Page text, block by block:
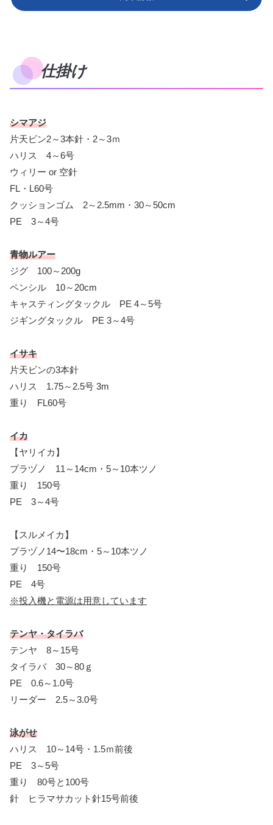
仕掛け
シマアジ
片天ビン2～3本針・2～3ｍ
ハリス 4～6号
ウィリー or 空針
FL・L60号
クッションゴム 2～2.5mm・30～50cm
PE 3～4号
青物ルアー
ジグ 100～200g
ペンシル 10～20cm
キャスティングタックル PE 4～5号
ジギングタックル PE 3～4号
イサキ
片天ビンの3本針
ハリス 1.75～2.5号 3m
重り FL60号
イカ
【ヤリイカ】
プラヅノ 11～14cm・5～10本ツノ
重り 150号
PE 3～4号
【スルメイカ】
プラヅノ14〜18cm・5～10本ツノ
重り 150号
PE 4号
※投入機と電源は用意しています
テンヤ・タイラバ
テンヤ 8～15号
タイラバ 30～80ｇ
PE 0.6～1.0号
リーダー 2.5～3.0号
泳がせ
ハリス 10～14号・1.5ｍ前後
PE 3～5号
重り 80号と100号
針 ヒラマサカット針15号前後